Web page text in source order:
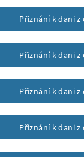
Přiznání k dani
Přiznání k dani
Přiznání k dani
Přiznání k dani